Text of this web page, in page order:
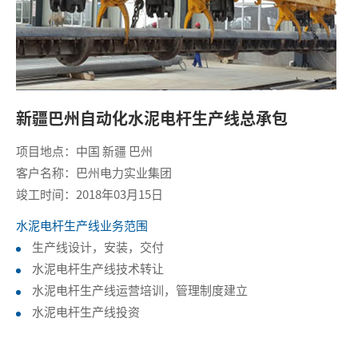
新疆巴州自动化水泥电杆生产线总承包
项目地点：中国 新疆 巴州
客户名称：巴州电力实业集团
竣工时间：2018年03月15日
水泥电杆生产线业务范围
生产线设计，安装，交付
水泥电杆生产线技术转让
水泥电杆生产线运营培训，管理制度建立
水泥电杆生产线投资